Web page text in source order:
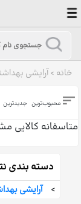
خانه >آرایشی
محبوب‌ترین جدیدترین
متاسفانه
دسته بندی
>
آرایشی